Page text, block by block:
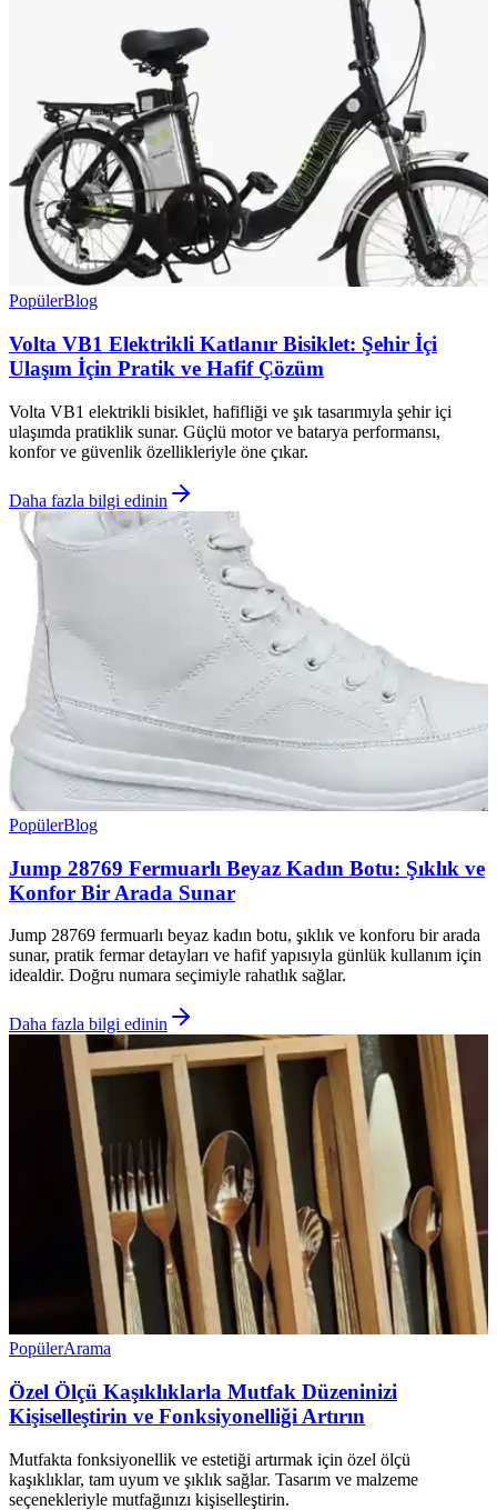
PopülerBlog
Volta VB1 Elektrikli Katlanır Bisiklet: Şehir İçi
Ulaşım İçin Pratik ve Hafif Çözüm
Volta VB1 elektrikli bisiklet, hafifliği ve şık tasarımıyla şehir içi
ulaşımda pratiklik sunar. Güçlü motor ve batarya performansı,
konfor ve güvenlik özellikleriyle öne çıkar.
Daha fazla bilgi edinin
PopülerBlog
Jump 28769 Fermuarlı Beyaz Kadın Botu: Şıklık ve
Konfor Bir Arada Sunar
Jump 28769 fermuarlı beyaz kadın botu, şıklık ve konforu bir arada
sunar, pratik fermar detayları ve hafif yapısıyla günlük kullanım için
idealdir. Doğru numara seçimiyle rahatlık sağlar.
Daha fazla bilgi edinin
PopülerArama
Özel Ölçü Kaşıklıklarla Mutfak Düzeninizi
Kişiselleştirin ve Fonksiyonelliği Artırın
Mutfakta fonksiyonellik ve estetiği artırmak için özel ölçü
kaşıklıklar, tam uyum ve şıklık sağlar. Tasarım ve malzeme
seçenekleriyle mutfağınızı kişiselleştirin.